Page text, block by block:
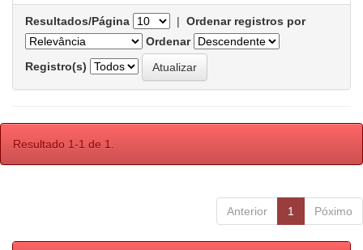
Resultados/Página | Ordenar registros por
Ordenar
Registro(s)
Resultado 1-1 de 1.
Anterior 1 Póximo